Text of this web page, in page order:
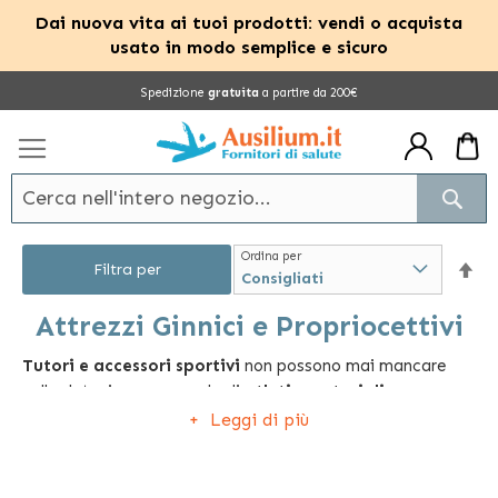
Dai nuova vita ai tuoi prodotti: vendi o acquista
usato in modo semplice e sicuro
Spedizione gratuita a partire da 200€
Attrezzi Ginnici e Propriocettivi
Tutori e accessori sportivi non possono mai mancare
nella dotazione personale di
atleti amatoriali e
L’attività sportiva necessita di una serie
Leggi di più
Ordina per
Filtra per